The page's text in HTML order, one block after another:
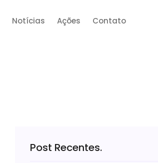
Notícias Ações Contato
Post Recentes.